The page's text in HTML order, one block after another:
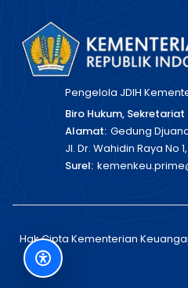
Pengelola JDIH
Biro Hukum,
Alamat: Gedung
Jl. Dr. Wahidin Raya No
Surel:
Hak Cipta Kementerian